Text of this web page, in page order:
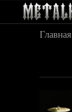
Главная